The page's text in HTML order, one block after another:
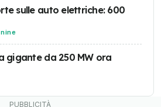
sulle auto elettriche: 600
gigante da 250 MW ora